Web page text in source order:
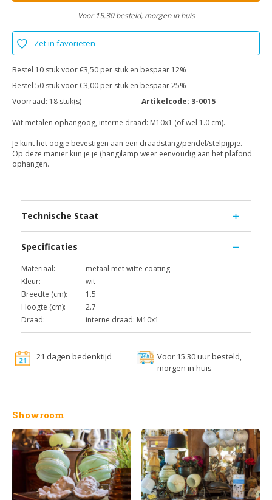
Voor 15.30 besteld, morgen in huis
Zet in favorieten
Bestel 10 stuk voor €3,50 per stuk en bespaar 12%
Bestel 50 stuk voor €3,00 per stuk en bespaar 25%
Voorraad: 18 stuk(s) Artikelcode: 3-0015
Wit metalen ophangoog, interne draad: M10x1 (of wel 1.0 cm).
Je kunt het oogje bevestigen aan een draadstang/pendel/stelpijpje.
Op deze manier kun je je (hang)lamp weer eenvoudig aan het plafond
ophangen.
Technische Staat
Specificaties
Materiaal:
metaal met witte coating
Kleur:
wit
Breedte (cm):
1.5
Hoogte (cm):
2.7
Draad:
interne draad: M10x1
21 dagen bedenktijd
Voor 15.30 uur besteld,
morgen in huis
Showroom